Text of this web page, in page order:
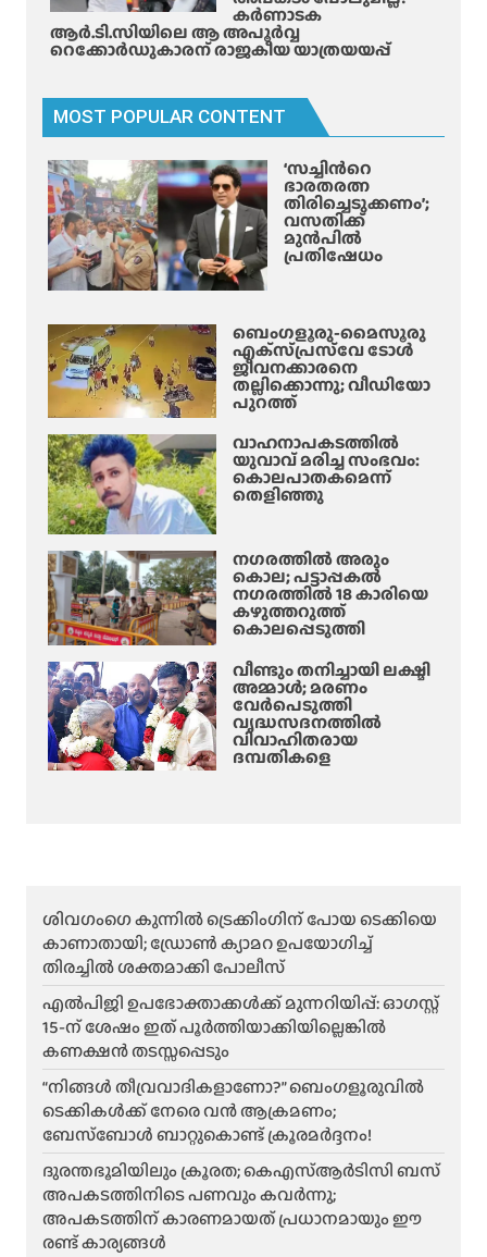
കൊ
ർ
ദ്ദ
നം
!
കർണാടക
ആർ.ടി.സിയിലെ ആ അപൂർവ്വ
റെക്കോർഡുകാരന് രാജകീയ യാത്രയയപ്പ്
MOST POPULAR CONTENT
‘സച്ചിന്‍റെ
ഭാരതരത്ന
തിരിച്ചെടുക്കണം’;
വസതിക്ക്
മുൻപിൽ
പ്രതിഷേധം
ബെംഗളൂരു-മൈസൂരു
എക്‌സ്‌പ്രസ്‌വേ ടോൾ
ജീവനക്കാരനെ
തല്ലിക്കൊന്നു; വീഡിയോ
പുറത്ത്
വാഹനാപകടത്തിൽ
യുവാവ് മരിച്ച സംഭവം:
കൊലപാതകമെന്ന്
തെളിഞ്ഞു
നഗരത്തിൽ അരും
കൊല; പട്ടാപ്പകൽ
നഗരത്തിൽ 18 കാരിയെ
കഴുത്തറുത്ത്
കൊലപ്പെടുത്തി
വീണ്ടും തനിച്ചായി ലക്ഷ്മി
അമ്മാള്‍; മരണം
വേർപെടുത്തി
വൃദ്ധസദനത്തില്‍
വിവാഹിതരായ
ദമ്പതികളെ
ശിവഗംഗെ കുന്നിൽ ട്രെക്കിംഗിന് പോയ ടെക്കിയെ
കാണാതായി; ഡ്രോൺ ക്യാമറ ഉപയോഗിച്ച്
തിരച്ചിൽ ശക്തമാക്കി പോലീസ്
എൽപിജി ഉപഭോക്താക്കൾക്ക് മുന്നറിയിപ്പ്: ഓഗസ്റ്റ്
15-ന് ശേഷം ഇത് പൂർത്തിയാക്കിയില്ലെങ്കിൽ
കണക്ഷൻ തടസ്സപ്പെടും
“നിങ്ങൾ തീവ്രവാദികളാണോ?” ബെംഗളൂരുവിൽ
ടെക്കികൾക്ക് നേരെ വൻ ആക്രമണം;
ബേസ്ബോൾ ബാറ്റുകൊണ്ട് ക്രൂരമർദ്ദനം!
ദുരന്തഭൂമിയിലും ക്രൂരത; കെഎസ്ആർടിസി ബസ്
അപകടത്തിനിടെ പണവും കവർന്നു;
അപകടത്തിന് കാരണമായത് പ്രധാനമായും ഈ
രണ്ട് കാര്യങ്ങൾ